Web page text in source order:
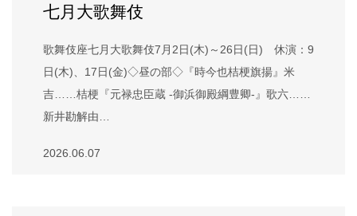
七月大歌舞伎
歌舞伎座七月大歌舞伎7月2日(木)～26日(日) 休演：9
日(木)、17日(金)◇昼の部◇『時今也桔梗旗揚』米
吉……桔梗『元禄忠臣蔵 -御浜御殿綱豊卿-』歌六……
新井勘解由…
2026.06.07